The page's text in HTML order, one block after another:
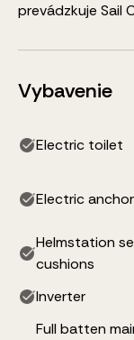
prevádzkuje Sail
Vybavenie
Electric toilet
Electric
Helmstation
cushions
Inverter
Full batten